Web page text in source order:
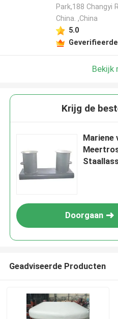
Park,188 Changyi
China. ,China
5.0
Bekijk
Krijg de
Mariene
Doorgaan
Geadviseerde Producten